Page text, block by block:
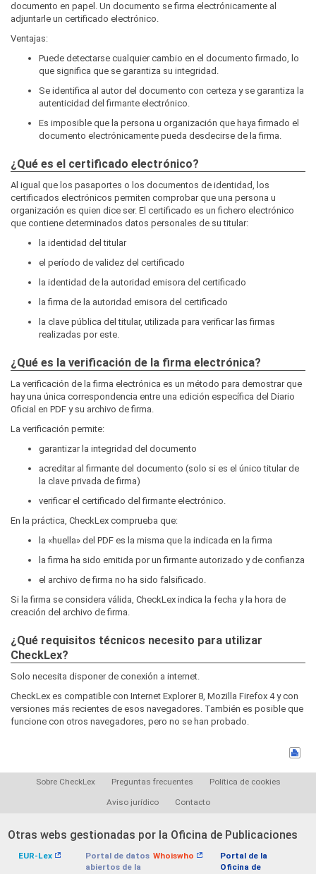
documento en papel. Un documento se firma electrónicamente al
adjuntarle un certificado electrónico.
Ventajas:
Puede detectarse cualquier cambio en el documento firmado, lo
que significa que se garantiza su integridad.
Se identifica al autor del documento con certeza y se garantiza la
autenticidad del firmante electrónico.
Es imposible que la persona u organización que haya firmado el
documento electrónicamente pueda desdecirse de la firma.
¿Qué es el certificado electrónico?
Al igual que los pasaportes o los documentos de identidad, los
certificados electrónicos permiten comprobar que una persona u
organización es quien dice ser. El certificado es un fichero electrónico
que contiene determinados datos personales de su titular:
la identidad del titular
el período de validez del certificado
la identidad de la autoridad emisora del certificado
la firma de la autoridad emisora del certificado
la clave pública del titular, utilizada para verificar las firmas
realizadas por este.
¿Qué es la verificación de la firma electrónica?
La verificación de la firma electrónica es un método para demostrar que
hay una única correspondencia entre una edición específica del Diario
Oficial en PDF y su archivo de firma.
La verificación permite:
garantizar la integridad del documento
acreditar al firmante del documento (solo si es el único titular de
la clave privada de firma)
verificar el certificado del firmante electrónico.
En la práctica, CheckLex comprueba que:
la «huella» del PDF es la misma que la indicada en la firma
la firma ha sido emitida por un firmante autorizado y de confianza
el archivo de firma no ha sido falsificado.
Si la firma se considera válida, CheckLex indica la fecha y la hora de
creación del archivo de firma.
¿Qué requisitos técnicos necesito para utilizar
CheckLex?
Solo necesita disponer de conexión a internet.
CheckLex es compatible con Internet Explorer 8, Mozilla Firefox 4 y con
versiones más recientes de esos navegadores. También es posible que
funcione con otros navegadores, pero no se han probado.
Sobre CheckLex Preguntas frecuentes Política de cookies
Aviso jurídico Contacto
Otras webs gestionadas por la Oficina de Publicaciones
EUR-Lex
Portal de datos
abiertos de la
Whoiswho
Portal de la
Oficina de